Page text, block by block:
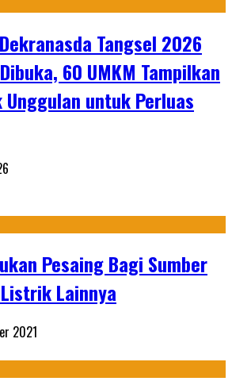
Tangsel 2026
60 UMKM Tampilkan
Unggulan untuk Perluas
Pesaing Bagi Sumber
Lainnya
2021